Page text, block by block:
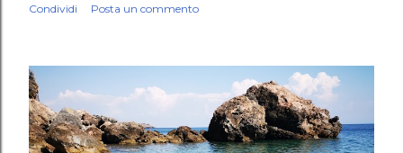
Condividi Posta un commento